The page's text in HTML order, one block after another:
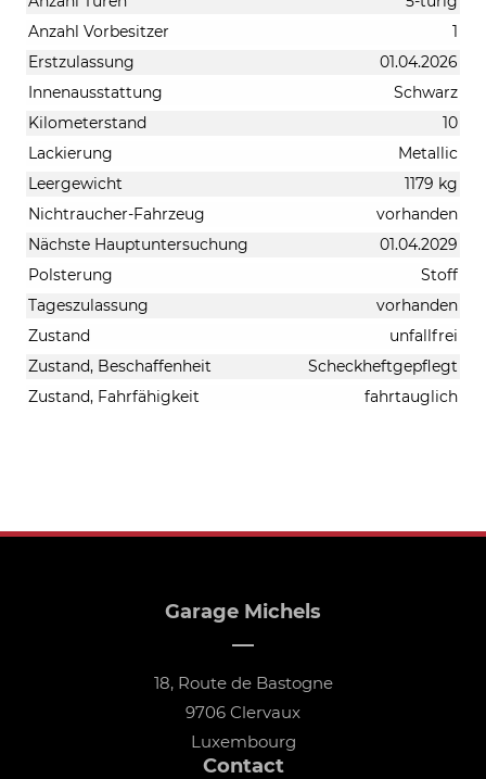
Anzahl Vorbesitzer
1
Erstzulassung
01.04.2026
Innenausstattung
Schwarz
Kilometerstand
10
Lackierung
Metallic
Leergewicht
1179 kg
Nichtraucher-Fahrzeug
vorhanden
Nächste Hauptuntersuchung
01.04.2029
Polsterung
Stoff
Tageszulassung
vorhanden
Zustand
unfallfrei
Zustand, Beschaffenheit
Scheckheftgepflegt
Zustand, Fahrfähigkeit
fahrtauglich
Garage Michels
18, Route de Bastogne
9706 Clervaux
Luxembourg
Contact